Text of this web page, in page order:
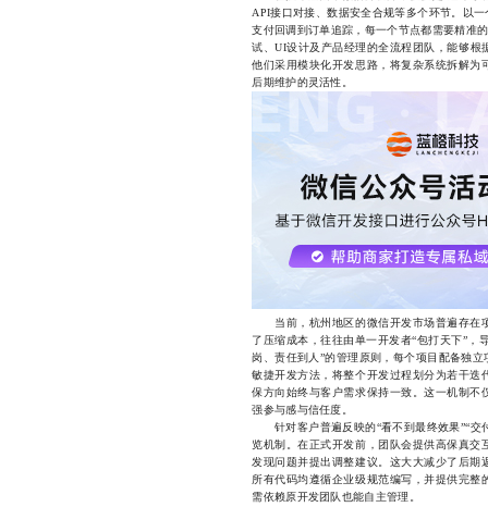
API接口对接、数据安全合规等多个环节。以
支付回调到订单追踪，每一个节点都需要精准
试、UI设计及产品经理的全流程团队，能够
他们采用模块化开发思路，将复杂系统拆解
后期维护的灵活性。
当前，杭州地区的微信开发市场普遍存在
了压缩成本，往往由单一开发者“包打天下”，
岗、责任到人”的管理原则，每个项目配备独
敏捷开发方法，将整个开发过程划分为若干
保方向始终与客户需求保持一致。这一机制
强参与感与信任度。
针对客户普遍反映的“看不到最终效果”“交
览机制。在正式开发前，团队会提供高保真
发现问题并提出调整建议。这大大减少了后
所有代码均遵循企业级规范编写，并提供完
需依赖原开发团队也能自主管理。